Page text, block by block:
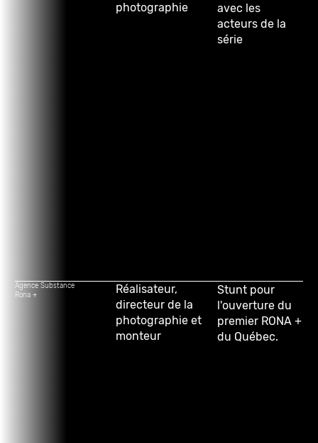
photographie
avec les
acteurs de la
série
Agence Substance
Rona +
Réalisateur,
directeur de la
photographie et
monteur
Stunt pour
l'ouverture du
premier RONA +
du Québec.